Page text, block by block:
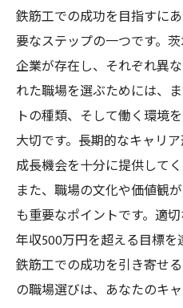
鉄筋工での成功を目指すに
要なステップの一つです。
企業が存在し、それぞれ異
れた職場を選ぶためには、
トの種類、そして働く環境
大切です。長期的なキャリ
成長機会を十分に提供して
また、職場の文化や価値観
も重要なポイントです。適
年収500万円を超える目標を
鉄筋工での成功を引き寄せ
の職場選びは、あなたのキ